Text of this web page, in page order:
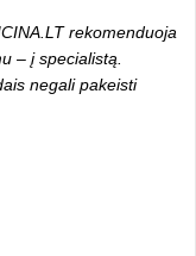
rekomenduoja
– į specialistą.
negali pakeisti